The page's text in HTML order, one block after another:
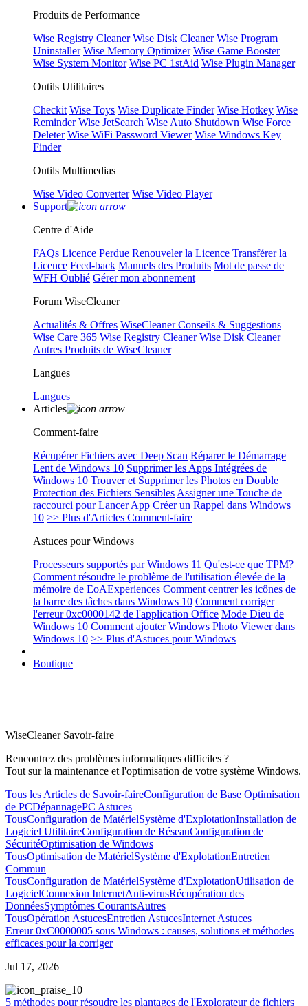
Produits de Performance
Wise Registry Cleaner Wise Disk Cleaner Wise Program
Uninstaller Wise Memory Optimizer Wise Game Booster
Wise System Monitor Wise PC 1stAid Wise Plugin Manager
Outils Utilitaires
Checkit Wise Toys Wise Duplicate Finder Wise Hotkey Wise
Reminder Wise JetSearch Wise Auto Shutdown Wise Force
Deleter Wise WiFi Password Viewer Wise Windows Key
Finder
Outils Multimedias
Wise Video Converter Wise Video Player
Support
Centre d'Aide
FAQs Licence Perdue Renouveler la Licence Transférer la
Licence Feed-back Manuels des Produits Mot de passe de
WFH Oublié Gérer mon abonnement
Forum WiseCleaner
Actualités & Offres WiseCleaner Conseils & Suggestions
Wise Care 365 Wise Registry Cleaner Wise Disk Cleaner
Autres Produits de WiseCleaner
Langues
Langues
Articles
Comment-faire
Récupérer Fichiers avec Deep Scan Réparer le Démarrage
Lent de Windows 10 Supprimer les Apps Intégrées de
Windows 10 Trouver et Supprimer les Photos en Double
Protection des Fichiers Sensibles Assigner une Touche de
raccourci pour Lancer App Créer un Rappel dans Windows
10 >> Plus d'Articles Comment-faire
Astuces pour Windows
Processeurs supportés par Windows 11 Qu'est-ce que TPM?
Comment résoudre le problème de l'utilisation élevée de la
mémoire de EoAExperiences Comment centrer les icônes de
la barre des tâches dans Windows 10 Comment corriger
l'erreur 0xc0000142 de l'application Office Mode Dieu de
Windows 10 Comment ajouter Windows Photo Viewer dans
Windows 10 >> Plus d'Astuces pour Windows
Boutique
WiseCleaner Savoir-faire
Rencontrez des problèmes informatiques difficiles ?
Tout sur la maintenance et l'optimisation de votre système Windows.
Tous les Articles de Savoir-faireConfiguration de Base Optimisation
de PCDépannagePC Astuces
TousConfiguration de MatérielSystème d'ExplotationInstallation de
Logiciel UtilitaireConfiguration de RéseauConfiguration de
SécuritéOptimisation de Windows
TousOptimisation de MatérielSystème d'ExplotationEntretien
Commun
TousConfiguration de MatérielSystème d'ExplotationUtilisation de
LogicielConnexion InternetAnti-virusRécupération des
DonnéesSymptômes CourantsAutres
TousOpération AstucesEntretien AstucesInternet Astuces
Erreur 0xC0000005 sous Windows : causes, solutions et méthodes
efficaces pour la corriger
Jul 17, 2026
0
5 méthodes pour résoudre les plantages de l'Explorateur de fichiers